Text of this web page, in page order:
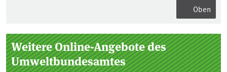
Oben
Seitenleiste
Weitere Online-Angebote des
Umweltbundesamtes